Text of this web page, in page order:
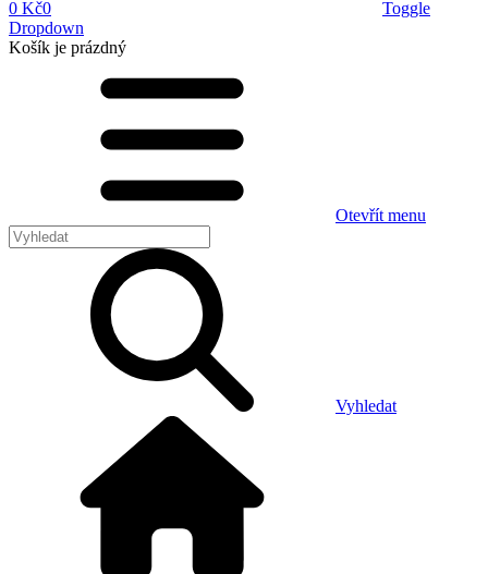
0 Kč0
Toggle
Dropdown
Košík je prázdný
Otevřít menu
Vyhledat